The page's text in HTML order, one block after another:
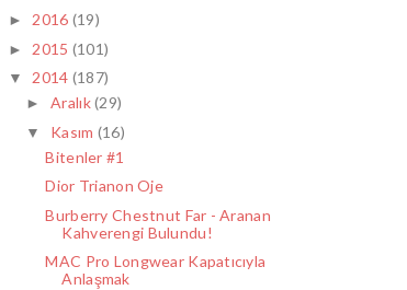
►2016 (19)
► 2015 (101)
▼2014 (187)
►Aralık(29)
▼ Kasım (16)
Bitenler #1
Dior Trianon Oje
Burberry Chestnut Far - Aranan
Kahverengi Bulundu!
MAC Pro Longwear Kapatıcıyla
Anlaşmak